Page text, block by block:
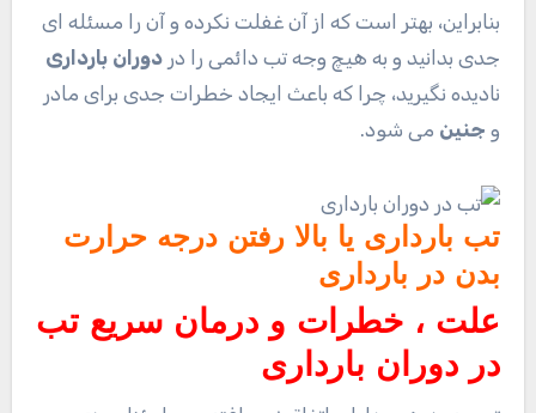
بنابراین، بهتر است که از آن غفلت نکرده و آن را مسئله ای
جدی بدانید و به هیچ وجه تب دائمی را در دوران بارداری
نادیده نگیرید، چرا که باعث ایجاد خطرات جدی برای مادر
و جنین می شود.
تب بارداری یا بالا رفتن درجه حرارت
بدن در بارداری
علت ، خطرات و درمان سریع تب
در دوران بارداری